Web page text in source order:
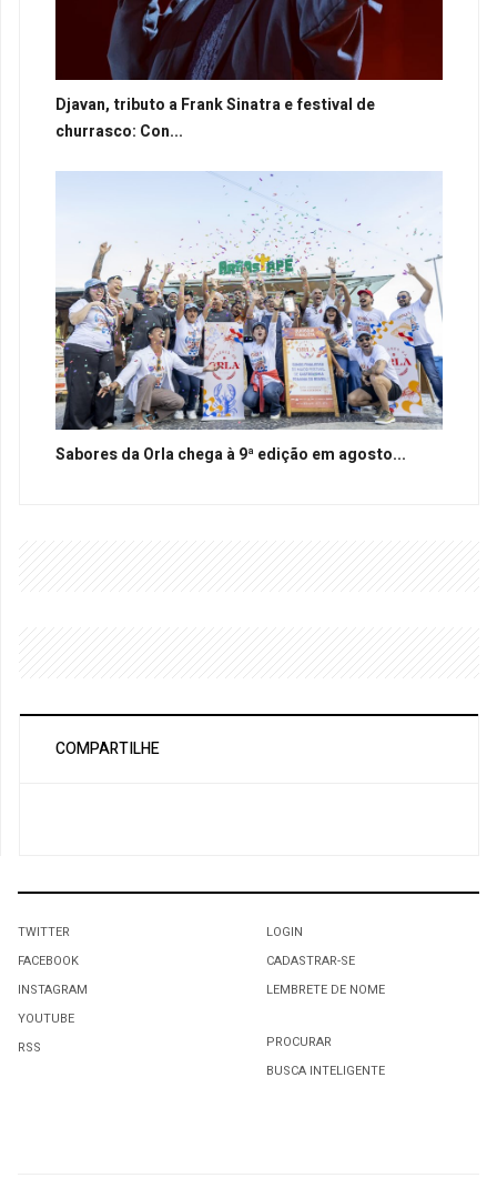
Djavan, tributo a Frank Sinatra e festival de
churrasco: Con...
Sabores da Orla chega à 9ª edição em agosto...
COMPARTILHE
TWITTER
FACEBOOK
INSTAGRAM
YOUTUBE
RSS
LOGIN
CADASTRAR-SE
LEMBRETE DE NOME
PROCURAR
BUSCA INTELIGENTE